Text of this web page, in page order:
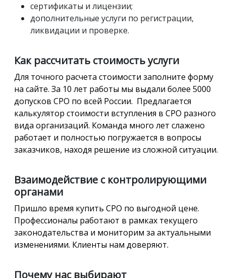
сертификаты и лицензии;
дополнительные услуги по регистрации,
ликвидации и проверке.
Как рассчитать стоимость услуги
Для точного расчета стоимости заполните форму
на сайте. За 10 лет работы мы выдали более 5000
допусков СРО по всей России. Предлагается
калькулятор стоимости вступления в СРО разного
вида организаций. Команда много лет слажено
работает и полностью погружается в вопросы
заказчиков, находя решение из сложной ситуации.
Взаимодействие с контролирующими
органами
Пришло время купить СРО по выгодной цене.
Профессионалы работают в рамках текущего
законодательства и мониторим за актуальными
изменениями. Клиенты нам доверяют.
Почему нас выбирают